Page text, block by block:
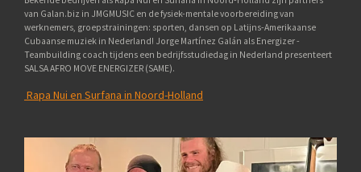
van Galan.biz in JMGMUSIC en de fysiek-mentale voorbereiding van
werknemers, groepstrainingen: sporten, dansen op Latijns-Amerikaanse
Cubaanse muziek in Nederland! Jorge Martínez Galán als Energizer -
Teambuilding coach tijdens een bedrijfsstudiedag in Nederland presenteert
SALSA AFRO MOVE ENERGIZER (SAME).
Rapa Nui en Surfana in Noord-Holland